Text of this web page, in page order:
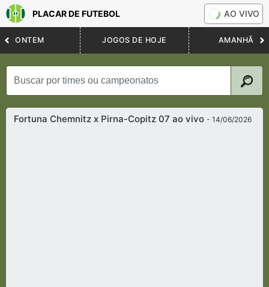
PLACAR DE FUTEBOL AO VIVO
ONTEM JOGOS DE HOJE AMANHÃ
Fortuna Chemnitz x Pirna-Copitz 07 ao vivo- 14/06/2026